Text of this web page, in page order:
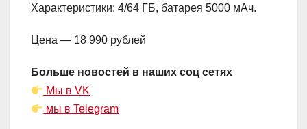
Характеристики: 4/64 ГБ, батарея 5000 мАч.
Цена — 18 990 рублей
Больше новостей в наших соц сетях
Мы в VK
мы в Telegram